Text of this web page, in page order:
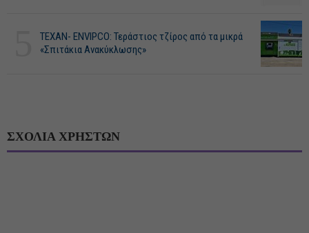
ΤΕΧΑΝ- ENVIPCO: Τεράστιος τζίρος από τα μικρά
«Σπιτάκια Ανακύκλωσης»
ΣΧΟΛΙΑ ΧΡΗΣΤΩΝ